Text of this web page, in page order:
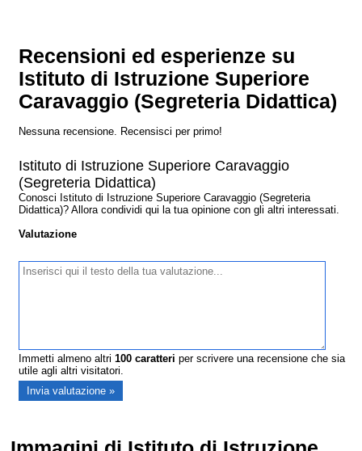
Recensioni ed esperienze su
Istituto di Istruzione Superiore
Caravaggio (Segreteria Didattica)
Nessuna recensione. Recensisci per primo!
Istituto di Istruzione Superiore Caravaggio
(Segreteria Didattica)
Conosci Istituto di Istruzione Superiore Caravaggio (Segreteria
Didattica)? Allora condividi qui la tua opinione con gli altri interessati.
Valutazione
Immetti almeno altri100 caratteri per scrivere una recensione che sia
utile agli altri visitatori.